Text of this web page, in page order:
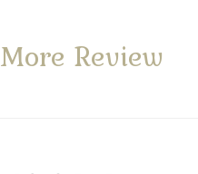
More Review